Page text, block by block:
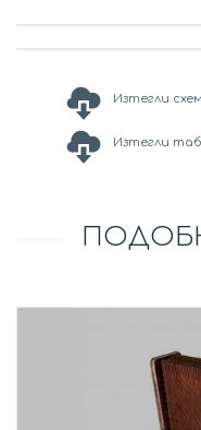
Изтегли
Изтегли